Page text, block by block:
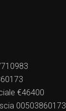
€46400
00503860173